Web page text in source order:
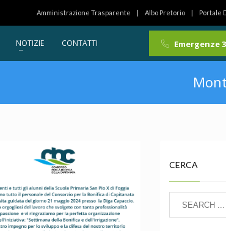
Amministrazione Trasparente Albo Pretorio Portale
NOTIZIE CONTATTI Emergenze
CERCA